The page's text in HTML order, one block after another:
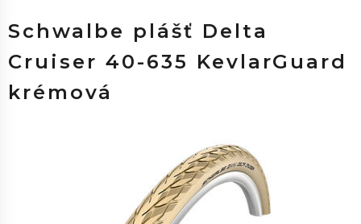
Schwalbe plášť Delta
Cruiser 40-635 KevlarGuard
krémová